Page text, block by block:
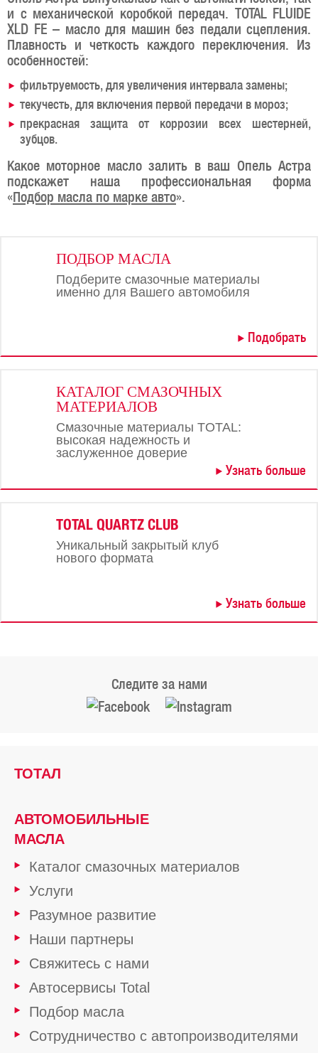
и с механической коробкой передач. TOTAL FLUIDE
XLD FE – масло для машин без педали сцепления.
Плавность и четкость каждого переключения. Из
особенностей:
фильтруемость, для увеличения интервала замены;
текучесть, для включения первой передачи в мороз;
прекрасная защита от коррозии всех шестерней,
зубцов.
Какое моторное масло залить в ваш Опель Астра
подскажет наша профессиональная форма
«Подбор масла по марке авто».
ПОДБОР МАСЛА
Подберите смазочные материалы
именно для Вашего автомобиля
Подобрать
КАТАЛОГ СМАЗОЧНЫХ
МАТЕРИАЛОВ
Смазочные материалы TOTAL:
высокая надежность и
заслуженное доверие
Узнать больше
TOTAL QUARTZ CLUB
Уникальный закрытый клуб
нового формата
Узнать больше
Следите за нами
ТОТАЛ
АВТОМОБИЛЬНЫЕ
МАСЛА
Каталог смазочных материалов
Услуги
Разумное развитие
Наши партнеры
Свяжитесь с нами
Автосервисы Total
Подбор масла
Сотрудничество с автопроизводителями